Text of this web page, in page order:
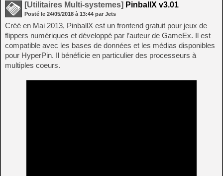
[Utilitaires Multi-systemes] PinballX v3.01
Posté le 24/05/2018 à 13:44 par Jets
Créé en Mai 2013, PinballX est un frontend gratuit pour jeux de
flippers numériques et développé par l’auteur de GameEx. Il est
compatible avec les bases de données et les médias disponibles
pour HyperPin. Il bénéficie en particulier des processeurs à
multiples coeurs.